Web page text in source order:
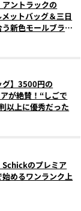
アントラックの
ットバッグ＆三日
新色モールブラウ
グ】3500円の
が絶賛！“しごで
以上に優秀だった
Schickのプレミア
めるワンランク上